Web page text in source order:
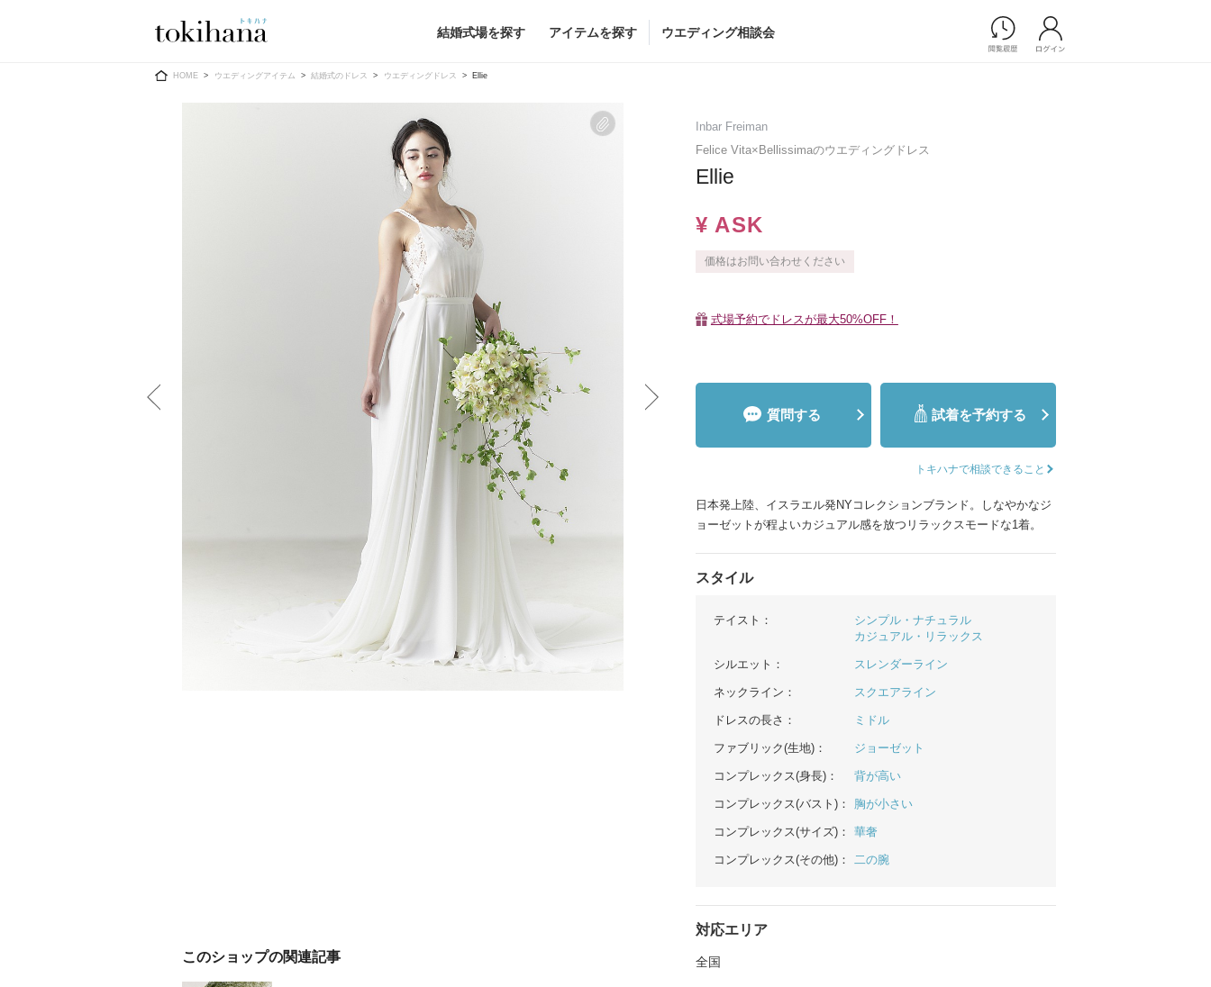
結婚式場を探す アイテムを探す
Ring Dress
ウエディングドレス
ウエディングドレス （メーカー直
カラードレス
カラードレス （メーカー直送）
メンズ
メンズ （メーカー直送）
小物
すべてのアイテム
ドレスショップ一覧
ヘア&メイク
ブライダルエステ
ヘア&メイクショップ一覧
家族フォト/ペット撮影
ムービーショップ一覧
ウエディング相談会
HOME ウエディングアイテム 結婚式のドレス ウエディングドレス Ellie
Inbar Freiman
Felice Vita×Bellissimaのウエディングドレス
Ellie
¥ ASK
価格はお問い合わせください
式場予約でドレスが最大50%OFF！
質問する 試着を予約する
トキハナで相談できること
日本発上陸、イスラエル発NYコレクションブランド。しなやかなジ
ョーゼットが程よいカジュアル感を放つリラックスモードな1着。
スタイル
テイスト：
シンプル・ナチュラル
カジュアル・リラックス
シルエット： スレンダーライン
ネックライン： スクエアライン
ドレスの長さ： ミドル
ファブリック(生地)： ジョーゼット
コンプレックス(身長)： 背が高い
コンプレックス(バスト)： 胸が小さい
コンプレックス(サイズ)： 華奢
コンプレックス(その他)： 二の腕
対応エリア
全国
このショップの関連記事